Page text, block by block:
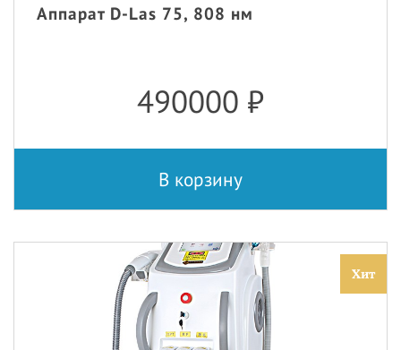
Аппарат D-Las 75, 808 нм
490000 ₽
В корзину
Хит